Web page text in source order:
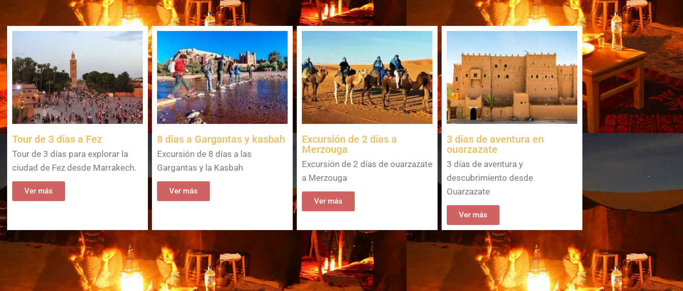
Tour de 3 días a Fez
Tour de 3 días para explorar la
ciudad de Fez desde Marrakech.
Ver más
8 días a Gargantas y kasbah
Excursión de 8 días a las
Gargantas y la Kasbah
Ver más
Excursión de 2 días a
Merzouga
Excursión de 2 días de ouarzazate
a Merzouga
Ver más
3 días de aventura en
ouarzazate
3 días de aventura y
descubrimiento desde
Ouarzazate
Ver más